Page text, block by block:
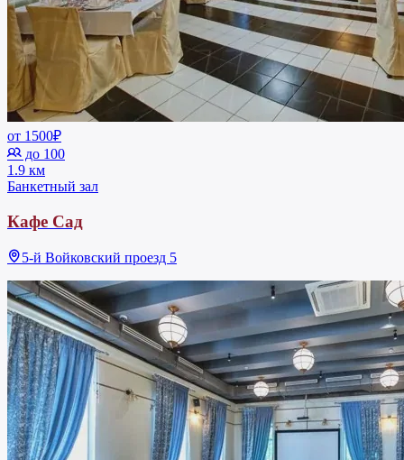
от 1500₽
до 100
1.9 км
Банкетный зал
Кафе Сад
5-й Войковский проезд 5